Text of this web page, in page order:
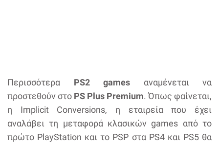
Περισσότερα PS2 games αναμένεται να
προστεθούν στο PS Plus Premium. Όπως φαίνεται,
η Implicit Conversions, η εταιρεία που έχει
αναλάβει τη μεταφορά κλασικών games από το
πρώτο PlayStation και το PSP στα PS4 και PS5 θα